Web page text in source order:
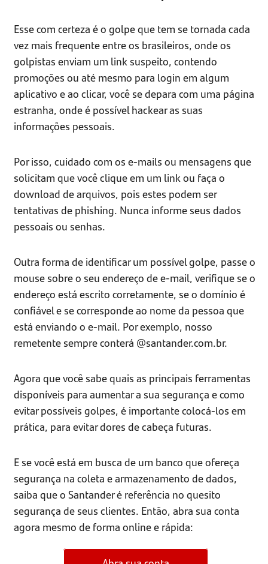
Esse com certeza é o golpe que tem se tornada cada
vez mais frequente entre os brasileiros, onde os
golpistas enviam um link suspeito, contendo
promoções ou até mesmo para login em algum
aplicativo e ao clicar, você se depara com uma página
estranha, onde é possível hackear as suas
informações pessoais.
Por isso, cuidado com os e-mails ou mensagens que
solicitam que você clique em um link ou faça o
download de arquivos, pois estes podem ser
tentativas de phishing. Nunca informe seus dados
pessoais ou senhas.
Outra forma de identificar um possível golpe, passe o
mouse sobre o seu endereço de e-mail, verifique se o
endereço está escrito corretamente, se o domínio é
confiável e se corresponde ao nome da pessoa que
está enviando o e-mail. Por exemplo, nosso
remetente sempre conterá @santander.com.br.
Agora que você sabe quais as principais ferramentas
disponíveis para aumentar a sua segurança e como
evitar possíveis golpes, é importante colocá-los em
prática, para evitar dores de cabeça futuras.
E se você está em busca de um banco que ofereça
segurança na coleta e armazenamento de dados,
saiba que o Santander é referência no quesito
segurança de seus clientes. Então, abra sua conta
agora mesmo de forma online e rápida: